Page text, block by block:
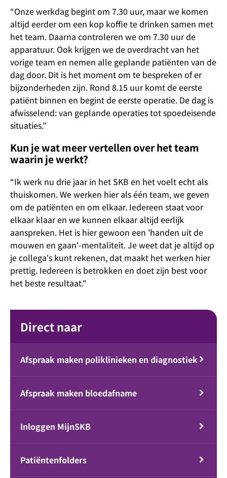
“Onze werkdag begint om 7.30 uur, maar we komen
altijd eerder om een kop koffie te drinken samen met
het team. Daarna controleren we om 7.30 uur de
apparatuur. Ook krijgen we de overdracht van het
vorige team en nemen alle geplande patiënten van de
dag door. Dit is het moment om te bespreken of er
bijzonderheden zijn. Rond 8.15 uur komt de eerste
patiënt binnen en begint de eerste operatie. De dag is
afwisselend: van geplande operaties tot spoedeisende
situaties.”
Kun je wat meer vertellen over het team
waarin je werkt?
“Ik werk nu drie jaar in het SKB en het voelt echt als
thuiskomen. We werken hier als één team, we geven
om de patiënten en om elkaar. Iedereen staat voor
elkaar klaar en we kunnen elkaar altijd eerlijk
aanspreken. Het is hier gewoon een 'handen uit de
mouwen en gaan'-mentaliteit. Je weet dat je altijd op
je collega's kunt rekenen, dat maakt het werken hier
prettig. Iedereen is betrokken en doet zijn best voor
het beste resultaat."
Direct naar
Afspraak maken poliklinieken en diagnostiek
Afspraak maken bloedafname
Inloggen MijnSKB
Patiëntenfolders